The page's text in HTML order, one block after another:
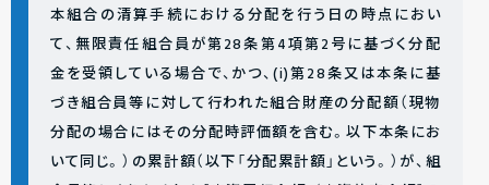
本組合の清算手続における分配を行う日の時点におい
て、無限責任組合員が第28条第4項第2号に基づく分配
金を受領している場合で、かつ、(i)第28条又は本条に基
づき組合員等に対して行われた組合財産の分配額（現物
分配の場合にはその分配時評価額を含む。以下本条にお
いて同じ。）の累計額（以下「分配累計額」という。）が、組